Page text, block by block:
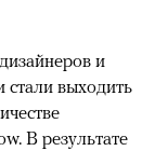
и
стали выходить
В результате